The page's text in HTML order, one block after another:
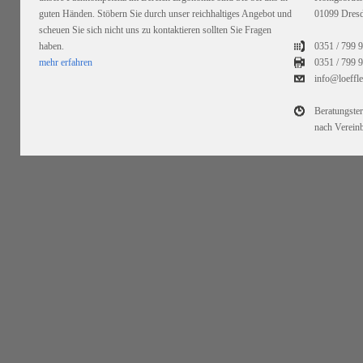
guten Händen. Stöbern Sie durch unser reichhaltiges Angebot und
scheuen Sie sich nicht uns zu kontaktieren sollten Sie Fragen
haben.
mehr erfahren
01099
0351 / 799
0351 /799
nach